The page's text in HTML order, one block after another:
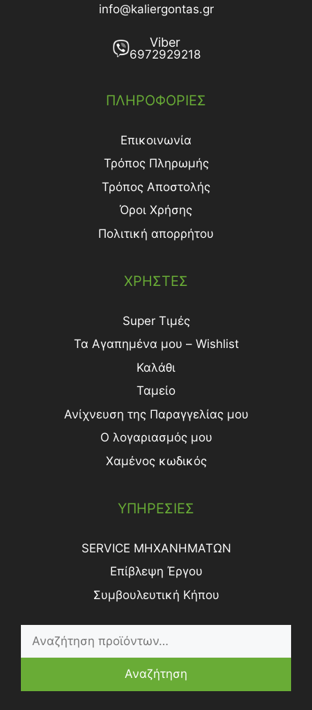
info@kaliergontas.gr
Viber
6972929218
ΠΛΗΡΟΦΟΡΙΕΣ
Επικοινωνία
Τρόπος Πληρωμής
Τρόπος Aποστολής
Όροι Χρήσης
Πολιτική απορρήτου
ΧΡΗΣΤΕΣ
Super Τιμές
Τα Αγαπημένα μου – Wishlist
Καλάθι
Ταμείο
Ανίχνευση της Παραγγελίας μου
Ο λογαριασμός μου
Χαμένος κωδικός
ΥΠΗΡΕΣΙΕΣ
SERVICE ΜΗΧΑΝΗΜΑΤΩΝ
Επίβλεψη Έργου
Συμβουλευτική Κήπου
Αναζήτηση